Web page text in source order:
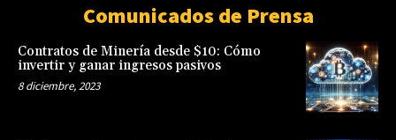
Comunicados de Prensa
Contratos de Minería desde $10: Cómo
invertir y ganar ingresos pasivos
8 diciembre, 2023